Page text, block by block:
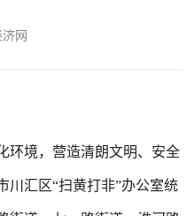
网
境，营造清朗文明、安全
川汇区“扫黄打非”办公室统